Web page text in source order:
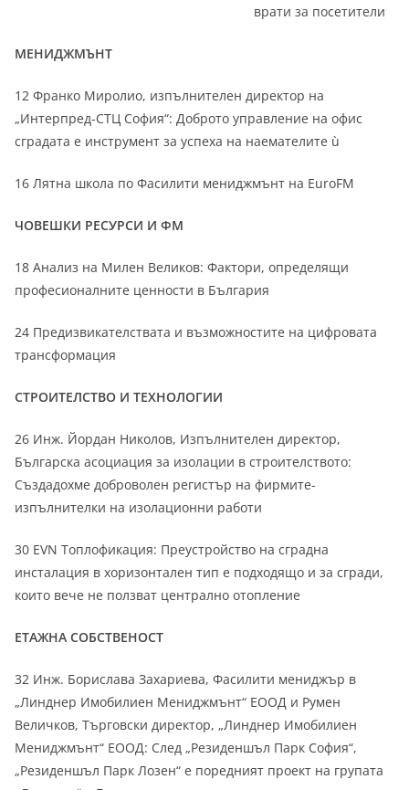
врати за посетители
МЕНИДЖМЪНТ
12 Франко Миролио, изпълнителен директор на
„Интерпред-СТЦ София“: Доброто управление на офис
сградата е инструмент за успеха на наемателите ù
16 Лятна школа по Фасилити мениджмънт на EuroFM
ЧОВЕШКИ РЕСУРСИ И ФМ
18 Анализ на Милен Великов: Фактори, определящи
професионалните ценности в България
24 Предизвикателствата и възможностите на цифровата
трансформация
СТРОИТЕЛСТВО И ТЕХНОЛОГИИ
26 Инж. Йордан Николов, Изпълнителен директор,
Българска асоциация за изолации в строителството:
Създадохме доброволен регистър на фирмите-
изпълнителки на изолационни работи
30 EVN Топлофикация: Преустройство на сградна
инсталация в хоризонтален тип е подходящо и за сгради,
които вече не ползват централно отопление
ЕТАЖНА СОБСТВЕНОСТ
32 Инж. Борислава Захариева, Фасилити мениджър в
„Линднер Имобилиен Мениджмънт“ ЕООД и Румен
Величков, Търговски директор, „Линднер Имобилиен
Мениджмънт“ ЕООД: След „Резиденшъл Парк София“,
„Резиденшъл Парк Лозен“ е поредният проект на групата